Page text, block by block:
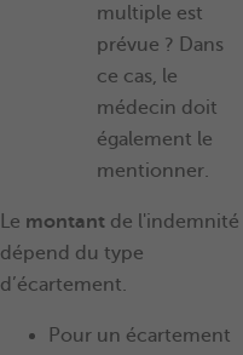
multiple est
prévue ? Dans
ce cas, le
médecin doit
également le
mentionner.
Le montant de l'indemnité
dépend du type
d’écartement.
Pour un écartement